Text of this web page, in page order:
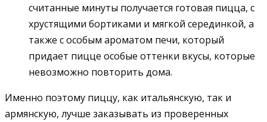
считанные минуты получается готовая пицца, с
хрустящими бортиками и мягкой серединкой, а
также с особым ароматом печи, который
придает пицце особые оттенки вкусы, которые
невозможно повторить дома.
Именно поэтому пиццу, как итальянскую, так и
армянскую, лучше заказывать из проверенных